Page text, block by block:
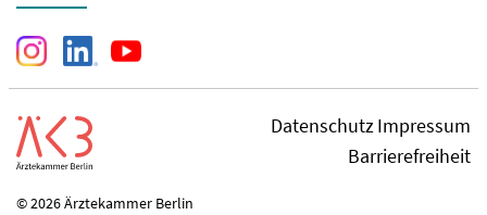
DatenschutzImpressum
Barrierefreiheit
© 2026 Ärztekammer Berlin